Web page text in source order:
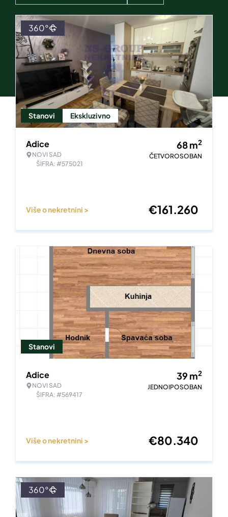
Stanovi Ekskluzivno
360°
Adice
NOVI SAD
ŠIFRA: #575021
68m2
ČETVOROSOBAN
Više o nekretnini > €161.260
Stanovi
Adice
NOVI SAD
ŠIFRA: #569417
39 m2
JEDNOIPOSOBAN
Više o nekretnini > €80.340
360°